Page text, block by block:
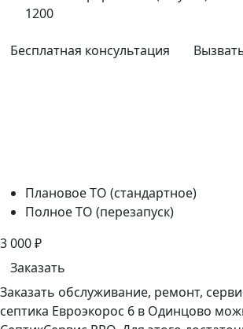
1200
Бесплатная консультация
Плановое ТО (стандартное)
Полное ТО (перезапуск)
3 000₽
Заказать
Заказать обслуживание, ремонт,
септика Евроэкорос 6 в Одинцово